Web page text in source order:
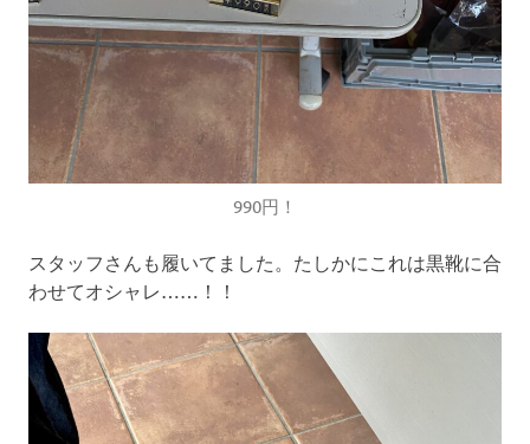
990円！
スタッフさんも履いてました。たしかにこれは黒靴に合
わせてオシャレ……！！